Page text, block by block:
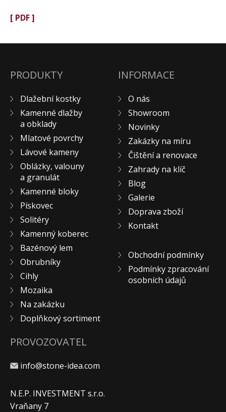
[ PDF ]
PRODUKTY
Dlažební kostky
Kamenné dlažby
a obklady
Mlatové povrchy
Lávové kameny
Oblázky, valouny
a granulát
Kamenné bloky
Pískovec
Solitéry
Kamenný koberec
Bazénový lem
Obrubníky
Cihly
Mozaika
Na zakázku
Doplňkový sortiment
INFORMACE
O nás
Showroom
Novinky
Zakázky na míru
Čištění a renovace
Zahrady na klíč
Blog
Galerie
Doprava zboží
Kontakt
Obchodní podmínky
Podmínky zpracování
osobních údajů
PROVOZOVATEL
info@stone-idea.com
N.E.P. INVESTMENT s.r.o.
Vraňany 7